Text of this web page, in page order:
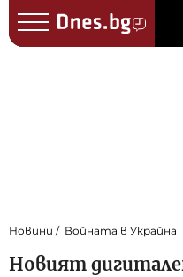
Новини Войната в Украйна
Новият